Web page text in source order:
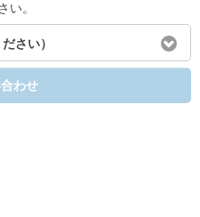
い。
さい）
わせ